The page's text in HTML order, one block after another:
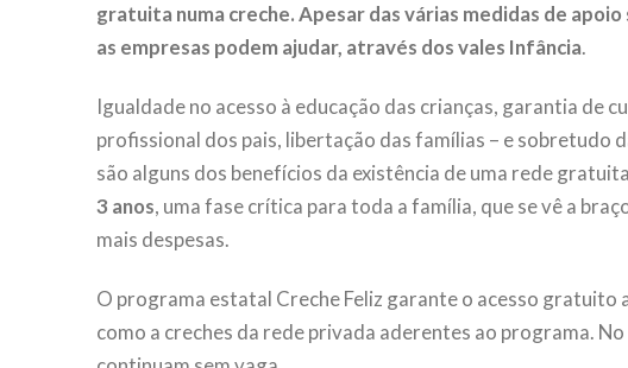
gratuita numa creche. Apesar das várias medidas de
as empresas podem ajudar, através dos vales Infância.
Igualdade no acesso à educação das crianças, garantia de
profissional dos pais, libertação das famílias – e sobretudo
são alguns dos benefícios da existência de uma rede
3 anos, uma fase crítica para toda a família, que se vê a
mais despesas.
O programa estatal Creche Feliz garante o acesso gratuito
como a creches da rede privada aderentes ao programa.